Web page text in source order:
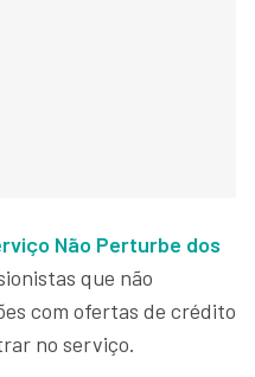
Não Perturbe dos
que não
com ofertas de crédito
no serviço.